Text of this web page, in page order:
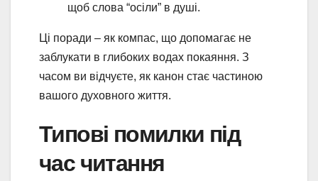
щоб слова “осіли” в душі.
Ці поради – як компас, що допомагає не
заблукати в глибоких водах покаяння. З
часом ви відчуєте, як канон стає частиною
вашого духовного життя.
Типові помилки під
час читання